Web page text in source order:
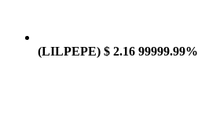
(LILPEPE) $ 2.16 99999.99%